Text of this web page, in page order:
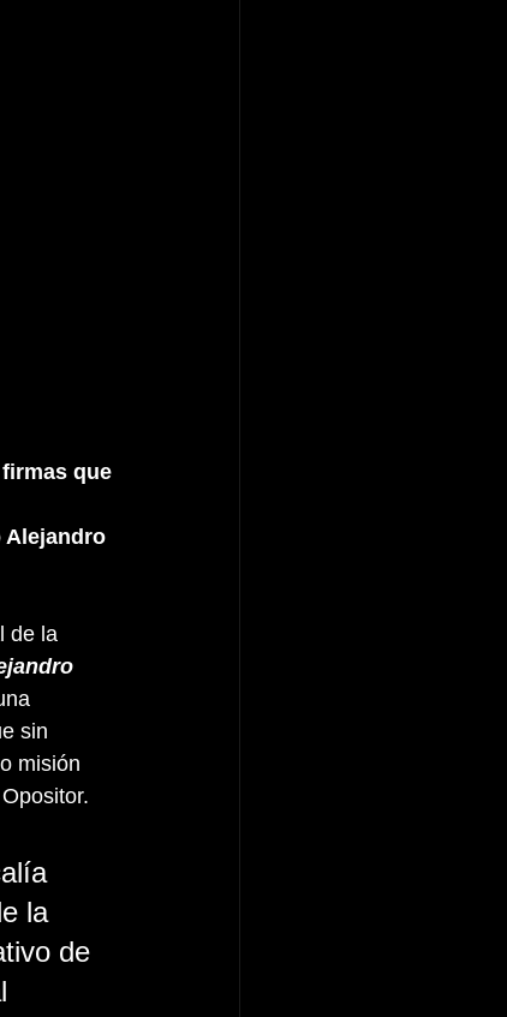
que
Alejandro
de la
sin
misión
la
de